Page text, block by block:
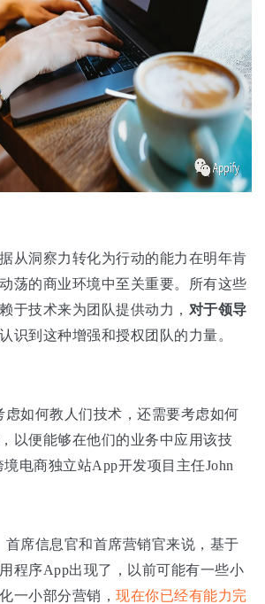
从洞察力转化为行动的能力在明年肯
荡的商业环境中至关重要。所有这些
于技术来为团队提供动力， 对于领导
认识到这种增强和授权团队的力量。
虑如何教人们技术，还需要考虑如何
以便能够在他们的业务中应用该技
电商独立站App开发项目主任John
首席信息官和首席营销官来说，基于
程序App出现了，以前可能有一些小
一小部分营销， 现在你已经有能力完